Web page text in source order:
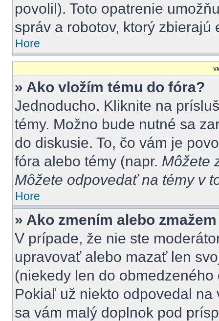
povolil). Toto opatrenie
správ a robotov, ktorý zbierajú
Hore
» Ako vložím tému do fóra?
Jednoducho. Kliknite na
témy. Možno bude nutné sa
do diskusie. To, čo vám je
fóra alebo témy (napr. Môžete
Môžete odpovedať na témy v
Hore
» Ako zmením alebo
V prípade, že nie ste
upravovať alebo mazať len
(niekedy len do
Pokiaľ už niekto odpovedal
sa vám malý doplnok pod